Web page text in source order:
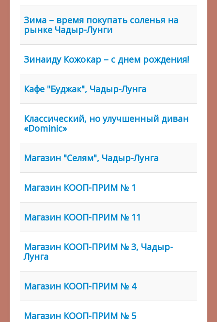
Зима – время покупать соленья на
рынке Чадыр-Лунги
Зинаиду Кожокар – с днем рождения!
Кафе "Буджак", Чадыр-Лунга
Классический, но улучшенный диван
«Dominic»
Магазин "Селям", Чадыр-Лунга
Магазин КООП-ПРИМ № 1
Магазин КООП-ПРИМ № 11
Магазин КООП-ПРИМ № 3, Чадыр-
Лунга
Магазин КООП-ПРИМ № 4
Магазин КООП-ПРИМ № 5